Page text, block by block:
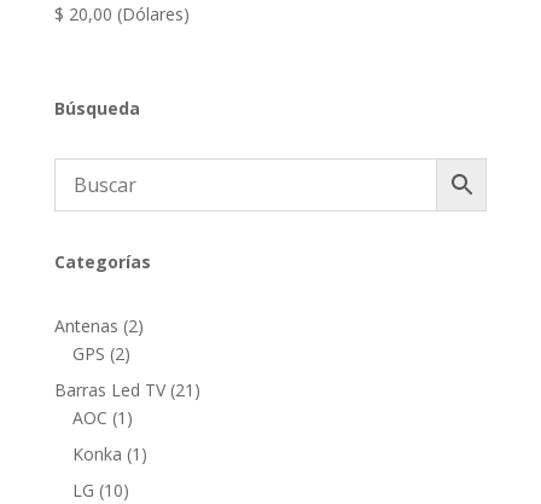
$ 20,00 (Dólares)
Búsqueda
Categorías
Antenas 22
GPS 22
productos
Barras Led TV 21 21
AOC 1 1
producto
Konka 1 1
LG 1010